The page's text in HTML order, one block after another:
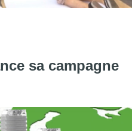
mobilisation au pied
sa campagne